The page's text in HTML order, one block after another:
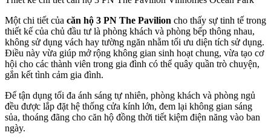
Một chi tiết của căn hộ 3 PN The Pavilion cho thấy sự tinh tế trong
thiết kế của chủ đầu tư là phòng khách và phòng bếp thông nhau,
không sử dụng vách hay tường ngăn nhằm tối ưu diện tích sử dụng.
Điều này vừa giúp mở rộng không gian sinh hoạt chung, vừa tạo cơ
hội cho các thành viên trong gia đình có thể quây quần trò chuyện,
gắn kết tình cảm gia đình.
Để tận dụng tối đa ánh sáng tự nhiên, phòng khách và phòng ngủ
đều được lắp đặt hệ thống cửa kính lớn, đem lại không gian sáng
sủa, thoáng đãng cho căn hộ đồng thời tiết kiệm điện năng vào ban
ngày.